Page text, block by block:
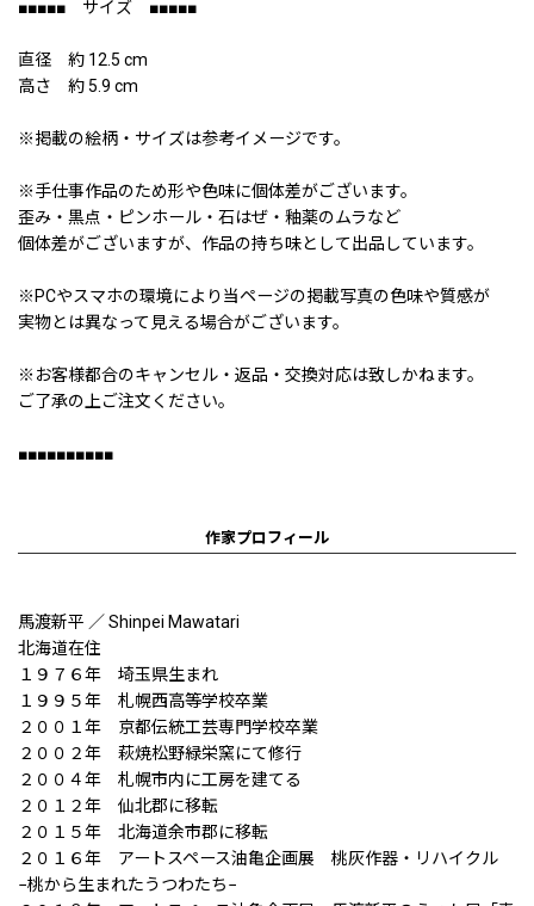
■■■■■ サイズ ■■■■■
直径 約 12.5 cm
高さ 約 5.9 cm
※掲載の絵柄・サイズは参考イメージです。
※手仕事作品のため形や色味に個体差がございます。
歪み・黒点・ピンホール・石はぜ・釉薬のムラなど
個体差がございますが、作品の持ち味として出品しています。
※PCやスマホの環境により当ページの掲載写真の色味や質感が
実物とは異なって見える場合がございます。
※お客様都合のキャンセル・返品・交換対応は致しかねます。
ご了承の上ご注文ください。
■■■■■■■■■■
作家プロフィール
馬渡新平 ／ Shinpei Mawatari
北海道在住
１９７６年 埼玉県生まれ
１９９５年 札幌西高等学校卒業
２００１年 京都伝統工芸専門学校卒業
２００２年 萩焼松野緑栄窯にて修行
２００４年 札幌市内に工房を建てる
２０１２年 仙北郡に移転
２０１５年 北海道余市郡に移転
２０１６年 アートスペース油亀企画展 桃灰作器・リハイクル
−桃から生まれたうつわたち−